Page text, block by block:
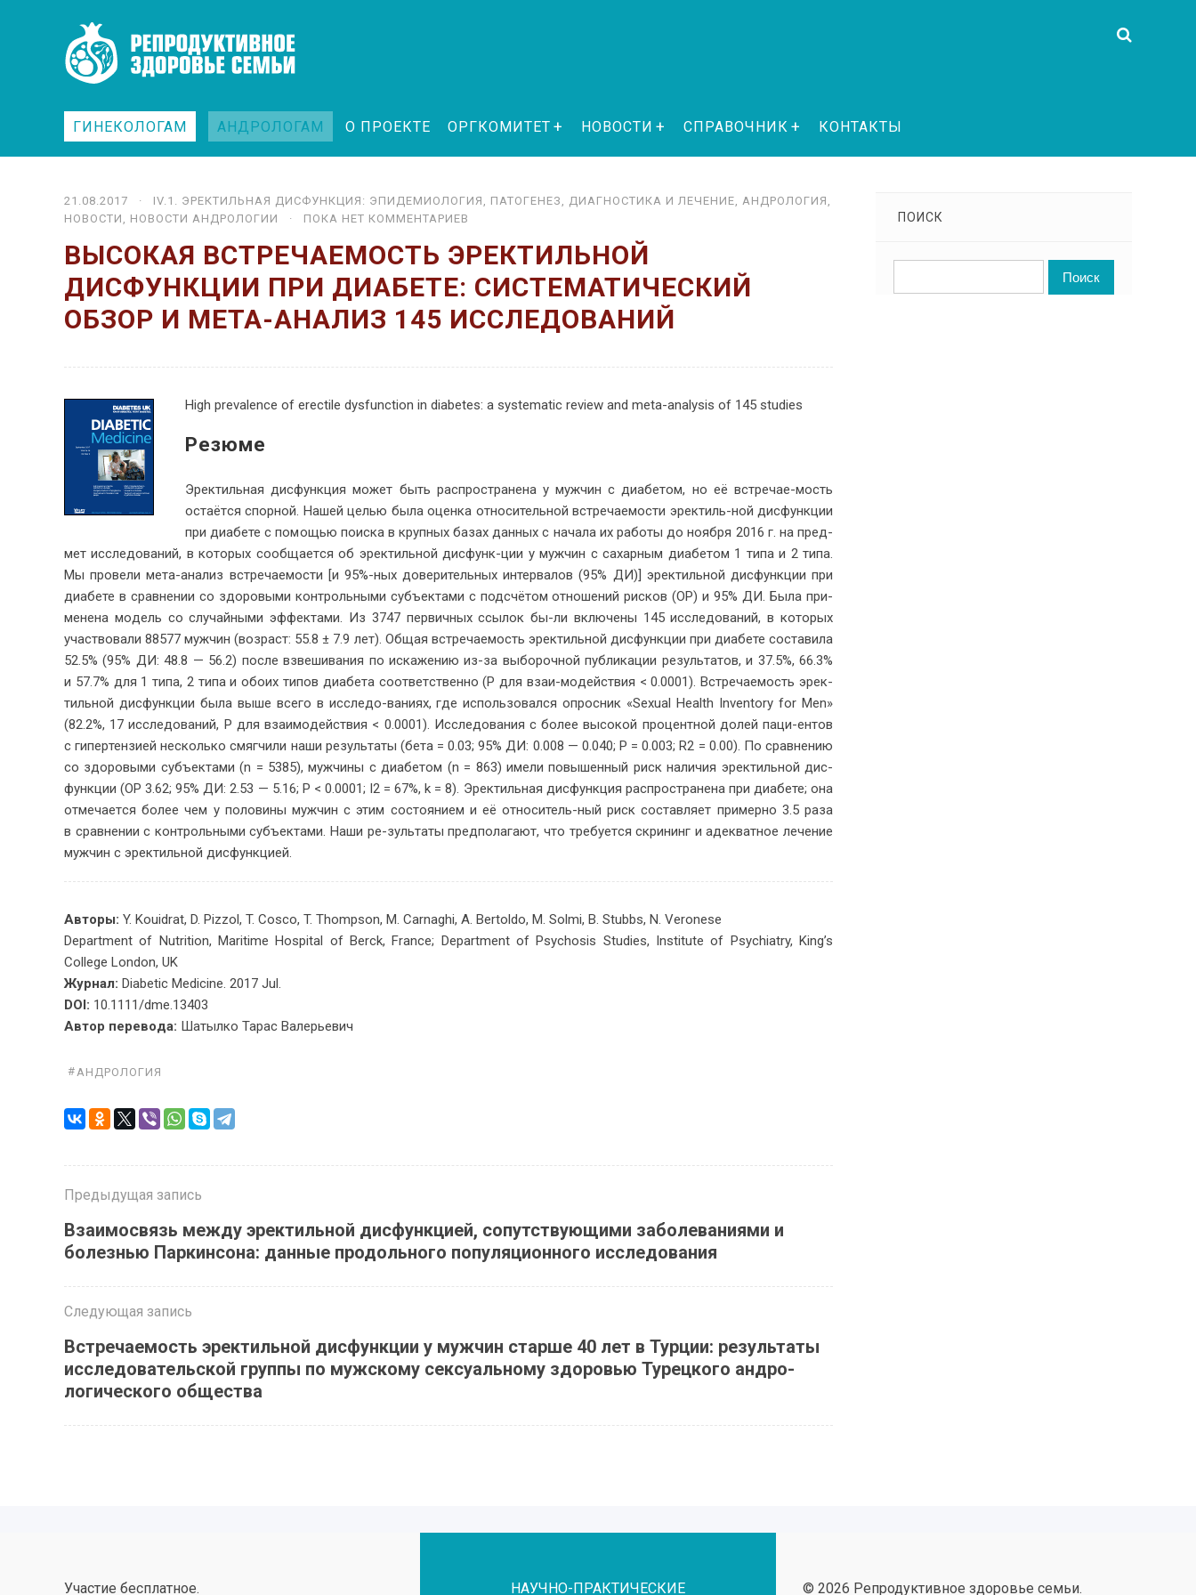
ГИНЕКОЛОГАМ АНДРОЛОГАМ О ПРОЕКТЕ ОРГКОМИТЕТ НОВОСТИ СПРАВОЧНИК КОНТАКТЫ
21.08.2017 · IV.1. ЭРЕКТИЛЬНАЯ ДИСФУНКЦИЯ: ЭПИДЕМИОЛОГИЯ, ПАТОГЕНЕЗ, ДИАГНОСТИКА И ЛЕЧЕНИЕ, АНДРОЛОГИЯ ,
НОВОСТИ , НОВОСТИ АНДРОЛОГИИ · ПОКА НЕТ КОММЕНТАРИЕВ
ВЫСОКАЯ ВСТРЕЧАЕМОСТЬ ЭРЕКТИЛЬНОЙ
ДИСФУНКЦИИ ПРИ ДИАБЕТЕ: СИСТЕМАТИЧЕСКИЙ
ОБЗОР И МЕТА-АНАЛИЗ 145 ИССЛЕДОВАНИЙ
High prevalence of erectile dysfunction in diabetes: a systematic review and meta-analysis of 145 studies
Резюме
Эрек­тиль­ная дис­функ­ция мо­жет быть рас­про­стра­не­на у муж­чин с диа­бе­том, но её встре­чае-мость
оста­ёт­ся спор­ной. На­шей це­лью бы­ла оцен­ка от­но­си­тель­ной встре­ча­е­мо­сти эрек­тиль-ной дис­функ­ции
при диа­бе­те с по­мо­щью по­ис­ка в круп­ных ба­зах дан­ных с на­ча­ла их ра­бо­ты до но­яб­ря 2016 г. на пред­
мет ис­сле­до­ва­ний, в ко­то­рых со­об­ща­ет­ся об эрек­тиль­ной дис­функ-ции у муж­чин с са­хар­ным диа­бе­том 1 ти­па и 2 ти­па.
Мы про­ве­ли ме­та-ана­лиз встре­ча­е­мо­сти [и 95%-ных до­ве­ри­тель­ных ин­тер­ва­лов (95% ДИ)] эрек­тиль­ной дис­функ­ции при
диа­бе­те в срав­не­нии со здо­ро­вы­ми кон­троль­ны­ми субъ­ек­та­ми с под­счё­том от­но­ше­ний рис­ков (ОР) и 95% ДИ. Бы­ла при­
ме­не­на мо­дель со слу­чай­ны­ми эф­фек­та­ми. Из 3747 пер­вич­ных ссы­лок бы-ли вклю­че­ны 145 ис­сле­до­ва­ний, в ко­то­рых
участ­во­ва­ли 88577 муж­чин (воз­раст: 55.8 ± 7.9 лет). Об­щая встре­ча­е­мость эрек­тиль­ной дис­функ­ции при диа­бе­те со­ста­ви­ла
52.5% (95% ДИ: 48.8 — 56.2) по­сле взве­ши­ва­ния по ис­ка­же­нию из-за вы­бо­роч­ной пуб­ли­ка­ции ре­зуль­та­тов, и 37.5%, 66.3%
и 57.7% для 1 ти­па, 2 ти­па и обо­их ти­пов диа­бе­та со­от­вет­ствен­но (P для взаи-мо­дей­ствия < 0.0001). Встре­ча­е­мость эрек­
тиль­ной дис­функ­ции бы­ла вы­ше все­го в ис­сле­до-ва­ни­ях, где ис­поль­зо­вал­ся опрос­ник «Sexual Health Inventory for Men»
(82.2%, 17 ис­сле­до­ва­ний, P для вза­и­мо­дей­ствия < 0.0001). Ис­сле­до­ва­ния с бо­лее вы­со­кой про­цент­ной до­лей па­ци-ен­тов
с ги­пер­тен­зи­ей несколь­ко смяг­чи­ли на­ши ре­зуль­та­ты (бе­та = 0.03; 95% ДИ: 0.008 — 0.040; P = 0.003; R2 = 0.00). По срав­не­нию
со здо­ро­вы­ми субъ­ек­та­ми (n = 5385), муж­чи­ны с диа­бе­том (n = 863) име­ли по­вы­шен­ный риск на­ли­чия эрек­тиль­ной дис­
функ­ции (ОР 3.62; 95% ДИ: 2.53 — 5.16; P < 0.0001; I2 = 67%, k = 8). Эрек­тиль­ная дис­функ­ция рас­про­стра­не­на при диа­бе­те; она
от­ме­ча­ет­ся бо­лее чем у по­ло­ви­ны муж­чин с этим со­сто­я­ни­ем и её от­но­си­тель-ный риск со­став­ля­ет при­мер­но 3.5 ра­за
в срав­не­нии с кон­троль­ны­ми субъ­ек­та­ми. На­ши ре-зуль­та­ты пред­по­ла­га­ют, что тре­бу­ет­ся скри­нинг и адек­ват­ное ле­че­ние
муж­чин с эрек­тиль­ной дис­функцией.
Авторы: Y. Kouidrat, D. Pizzol, T. Cosco, T. Thompson, M. Carnaghi, A. Bertoldo, M. Solmi, B. Stubbs, N. Veronese
Department of Nutrition, Maritime Hospital of Berck, France; Department of Psychosis Studies, Institute of Psychiatry, King’s
College London, UK
Журнал: Diabetic Medicine. 2017 Jul.
DOI: 10.1111/dme.13403
Ав­тор пе­ре­во­да: Ша­тыл­ко Та­рас Ва­ле­рьевич
АНДРОЛОГИЯ
Предыдущая запись
Взаимосвязь между эректильной дисфункцией, сопутствующими заболеваниями и
болезнью Паркинсона: данные продольного популяционного исследования
Следующая запись
Встречаемость эректильной дисфункции у мужчин старше 40 лет в Турции: результаты
исследовательской группы по мужскому сексуальному здоровью Турецкого андро-
логического общества
ПОИСК
Участие бесплатное. НАУЧНО-ПРАКТИЧЕСКИЕ © 2026 Репродуктивное здоровье семьи.